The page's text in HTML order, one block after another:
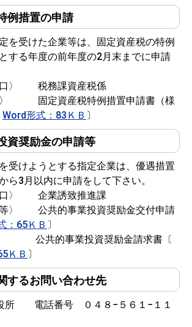
例措置の申請
を受けた企業等は、固定資産税の特例
する年度の前年度の2月末までに申請
税務課資産税係
固定資産税特例措置申請書（様
Word形式：83ＫＢ 〕
資奨励金の申請等
受けようとする指定企業は、優遇措置
ら3月以内に申請をして下さい。
企業誘致推進課
公共的事業投資奨励金交付申請
：65ＫＢ 〕
投資奨励金請求書〔
ＫＢ 〕
するお問い合わせ先
電話番号 ０４８−５６１−１１